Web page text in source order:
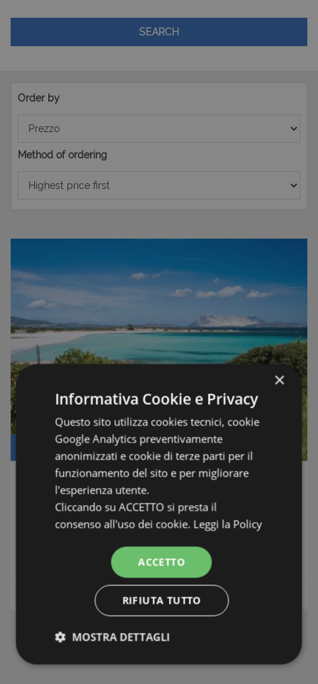
SEARCH
Order by
Method of ordering
Price: € 2.400.000
Tenuta Isola dei Gabbiani
-Costa Smeralda
Conditions: Building Land
Distance from sea: 5 Minutes
1000m2 Luxury Homes & Villas
×
Informativa Cookie e Privacy
Questo sito utilizza cookies tecnici, cookie
Google Analytics preventivamente
anonimizzati e cookie di terze parti per il
funzionamento del sito e per migliorare
l'esperienza utente.
Cliccando su ACCETTO si presta il
consenso all'uso dei cookie. Leggi la Policy
ACCETTO
RIFIUTA TUTTO
MOSTRA DETTAGLI
Strettamente necessari e Statistiche